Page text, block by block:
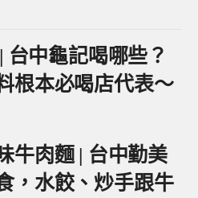
台中龜記喝哪些？
根本必喝店代表～
牛肉麵 | 台中勤美
，水餃、炒手跟牛